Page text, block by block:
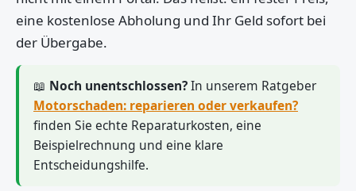
eine kostenlose Abholung und Ihr Geld sofort bei
der Übergabe.
📖 Noch unentschlossen?In unserem Ratgeber
Motorschaden: reparieren oder verkaufen?
finden Sie echte Reparaturkosten, eine
Beispielrechnung und eine klare
Entscheidungshilfe.